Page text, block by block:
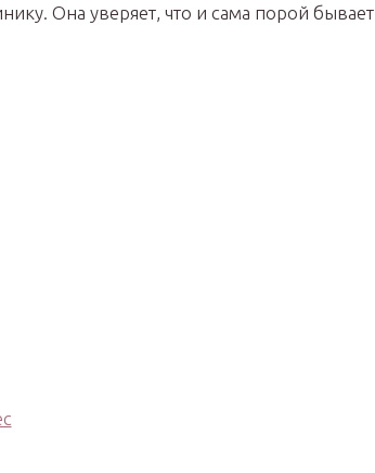
Она уверяет, что и сама порой бывает